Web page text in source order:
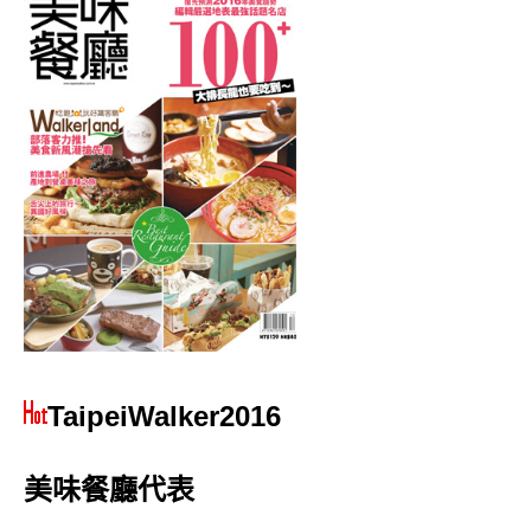
TaipeiWalker2016
美味餐廳代表